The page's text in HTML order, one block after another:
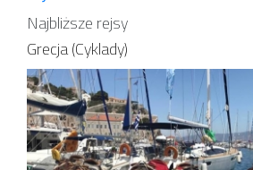
Najbliższe rejsy
Grecja (Cyklady)